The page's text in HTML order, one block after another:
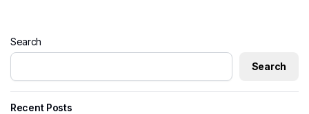
Search
Search
Recent Posts